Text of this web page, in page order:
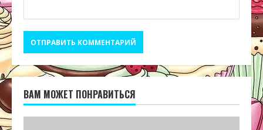
ВАМ МОЖЕТ ПОНРАВИТЬСЯ